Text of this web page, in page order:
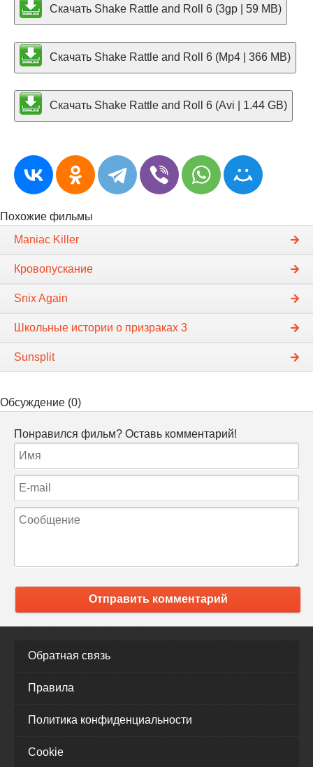
Скачать Shake Rattle and Roll 6 (3gp | 59 MB)
Скачать Shake Rattle and Roll 6 (Mp4 | 366 MB)
Скачать Shake Rattle and Roll 6 (Avi | 1.44 GB)
Похожие фильмы
Maniac Killer
Кровопускание
Snix Again
Школьные истории о призраках 3
Sunsplit
Обсуждение (0)
Понравился фильм? Оставь комментарий!
Отправить комментарий
Обратная связь
Правила
Политика конфиденциальности
Cookie